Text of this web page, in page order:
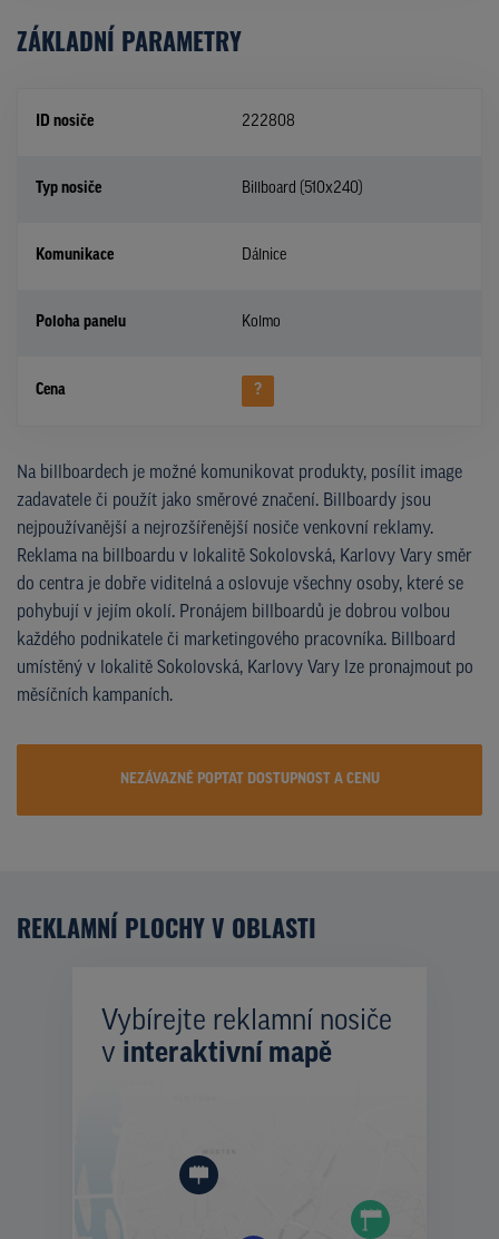
ZÁKLADNÍ PARAMETRY
ID nosiče 222808
Typ nosiče Billboard (510x240)
Komunikace Dálnice
Poloha panelu Kolmo
Cena ?
Na billboardech je možné komunikovat produkty, posílit image
zadavatele či použít jako směrové značení. Billboardy jsou
nejpoužívanější a nejrozšířenější nosiče venkovní reklamy.
Reklama na billboardu v lokalitě Sokolovská, Karlovy Vary směr
do centra je dobře viditelná a oslovuje všechny osoby, které se
pohybují v jejím okolí. Pronájem billboardů je dobrou volbou
každého podnikatele či marketingového pracovníka. Billboard
umístěný v lokalitě Sokolovská, Karlovy Vary lze pronajmout po
měsíčních kampaních.
NEZÁVAZNĚ POPTAT DOSTUPNOST A CENU
REKLAMNÍ PLOCHY V OBLASTI
Vybírejte reklamní nosiče
v interaktivní mapě